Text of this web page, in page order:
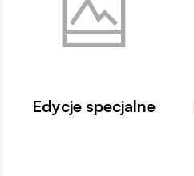
Edycje specjalne